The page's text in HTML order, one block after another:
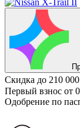
Скидка до 210
Первый взнос от
Одобрение по